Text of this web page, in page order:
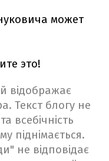
может
это!
відображає
Текст блогу не
всебічність
піднімається.
не відповідає